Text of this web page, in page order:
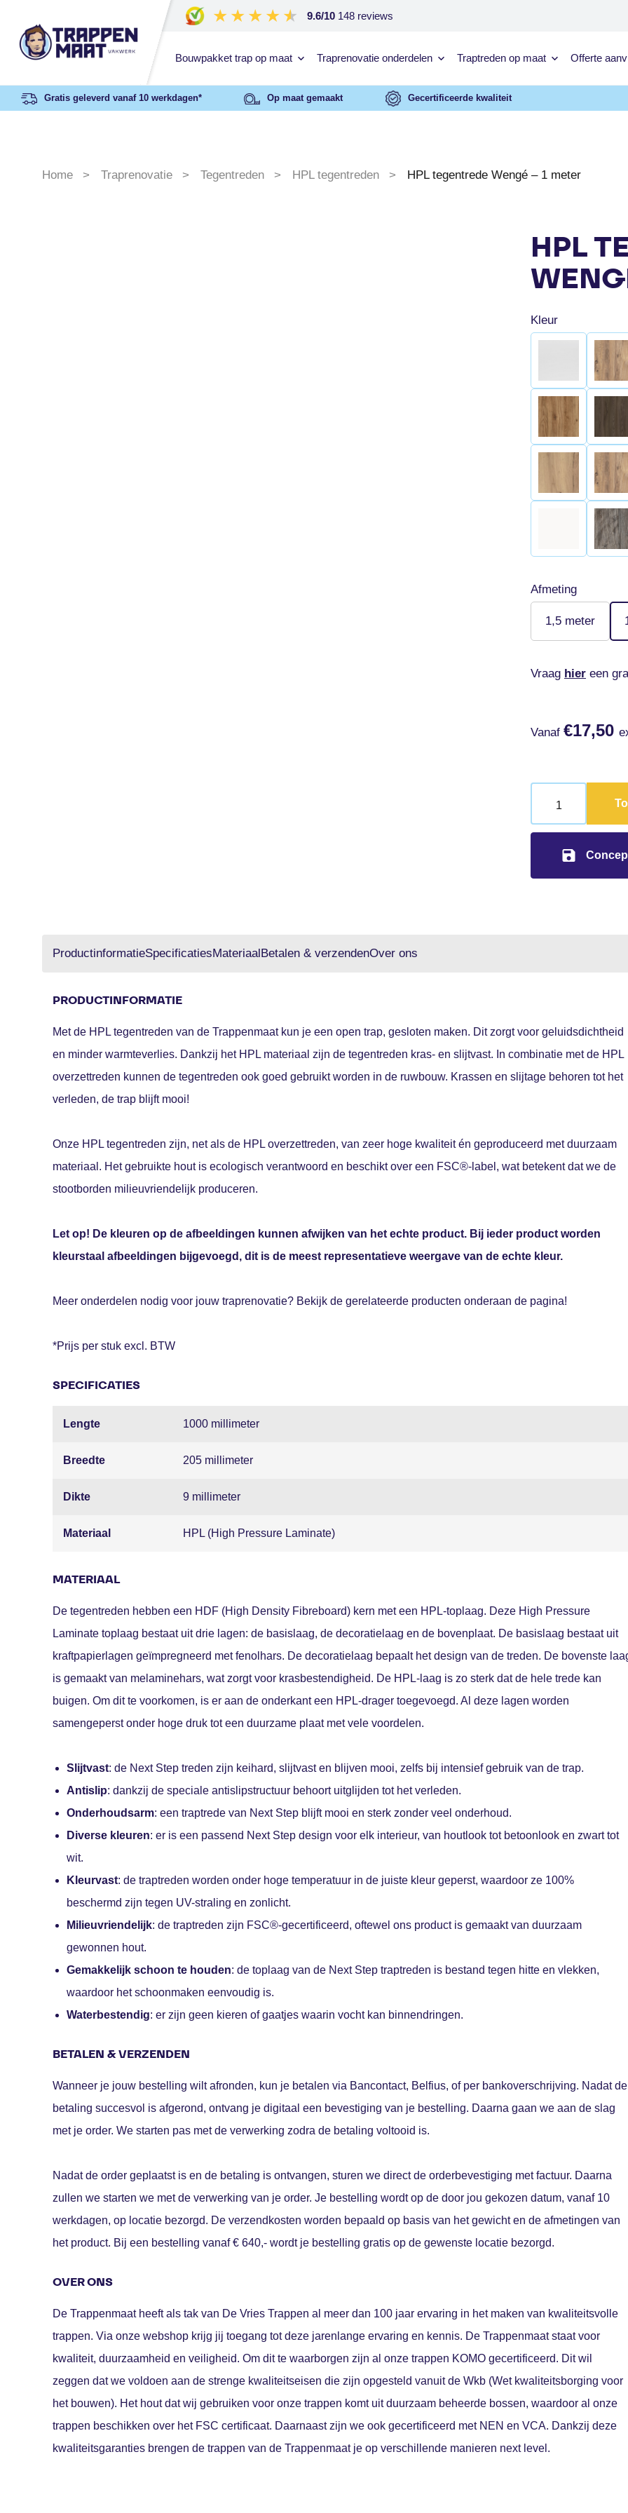
9.6/10 148 reviews
Bouwpakket trap op maat Traprenovatie onderdelen Traptreden op maat Offerte
Gratis geleverd vanaf 10 werkdagen* Op maat gemaakt Gecertificeerde kwaliteit
Home Traprenovatie Tegentreden HPL tegentreden HPL tegentrede Wengé – 1 meter
HPL
Kleur
Afmeting
1,5 meter
Vraag hier een
Vanaf €17,50
ProductinformatieSpecificatiesMateriaalBetalen & verzendenOver ons
PRODUCTINFORMATIE
Met de HPL tegentreden van de Trappenmaat kun je een open trap, gesloten maken. Dit zorgt voor geluidsdichtheid
en minder warmteverlies. Dankzij het HPL materiaal zijn de tegentreden kras- en slijtvast. In combinatie met de HPL
overzettreden kunnen de tegentreden ook goed gebruikt worden in de ruwbouw. Krassen en slijtage behoren tot het
verleden, de trap blijft mooi!
Onze HPL tegentreden zijn, net als de HPL overzettreden, van zeer hoge kwaliteit én geproduceerd met duurzaam
materiaal. Het gebruikte hout is ecologisch verantwoord en beschikt over een FSC®-label, wat betekent dat we de
stootborden milieuvriendelijk produceren.
Let op! De kleuren op de afbeeldingen kunnen afwijken van het echte product. Bij ieder product worden
kleurstaal afbeeldingen bijgevoegd, dit is de meest representatieve weergave van de echte kleur.
Meer onderdelen nodig voor jouw traprenovatie? Bekijk de gerelateerde producten onderaan de pagina!
*Prijs per stuk excl. BTW
SPECIFICATIES
Lengte 1000 millimeter
Breedte 205 millimeter
Dikte 9 millimeter
Materiaal HPL (High Pressure Laminate)
MATERIAAL
De tegentreden hebben een HDF (High Density Fibreboard) kern met een HPL-toplaag. Deze High Pressure
Laminate toplaag bestaat uit drie lagen: de basislaag, de decoratielaag en de bovenplaat. De basislaag bestaat uit
kraftpapierlagen geïmpregneerd met fenolhars. De decoratielaag bepaalt het design van de treden. De bovenste
is gemaakt van melaminehars, wat zorgt voor krasbestendigheid. De HPL-laag is zo sterk dat de hele trede kan
buigen. Om dit te voorkomen, is er aan de onderkant een HPL-drager toegevoegd. Al deze lagen worden
samengeperst onder hoge druk tot een duurzame plaat met vele voordelen.
Slijtvast: de Next Step treden zijn keihard, slijtvast en blijven mooi, zelfs bij intensief gebruik van de trap.
Antislip: dankzij de speciale antislipstructuur behoort uitglijden tot het verleden.
Onderhoudsarm: een traptrede van Next Step blijft mooi en sterk zonder veel onderhoud.
Diverse kleuren: er is een passend Next Step design voor elk interieur, van houtlook tot betoonlook en zwart tot
wit.
Kleurvast: de traptreden worden onder hoge temperatuur in de juiste kleur geperst, waardoor ze 100%
beschermd zijn tegen UV-straling en zonlicht.
Milieuvriendelijk: de traptreden zijn FSC®-gecertificeerd, oftewel ons product is gemaakt van duurzaam
gewonnen hout.
Gemakkelijk schoon te houden: de toplaag van de Next Step traptreden is bestand tegen hitte en vlekken,
waardoor het schoonmaken eenvoudig is.
Waterbestendig: er zijn geen kieren of gaatjes waarin vocht kan binnendringen.
BETALEN & VERZENDEN
Wanneer je jouw bestelling wilt afronden, kun je betalen via Bancontact, Belfius, of per bankoverschrijving. Nadat de
betaling succesvol is afgerond, ontvang je digitaal een bevestiging van je bestelling. Daarna gaan we aan de slag
met je order. We starten pas met de verwerking zodra de betaling voltooid is.
Nadat de order geplaatst is en de betaling is ontvangen, sturen we direct de orderbevestiging met factuur. Daarna
zullen we starten we met de verwerking van je order. Je bestelling wordt op de door jou gekozen datum, vanaf 10
werkdagen, op locatie bezorgd. De verzendkosten worden bepaald op basis van het gewicht en de afmetingen van
het product. Bij een bestelling vanaf € 640,- wordt je bestelling gratis op de gewenste locatie bezorgd.
OVER ONS
De Trappenmaat heeft als tak van De Vries Trappen al meer dan 100 jaar ervaring in het maken van kwaliteitsvolle
trappen. Via onze webshop krijg jij toegang tot deze jarenlange ervaring en kennis. De Trappenmaat staat voor
kwaliteit, duurzaamheid en veiligheid. Om dit te waarborgen zijn al onze trappen KOMO gecertificeerd. Dit wil
zeggen dat we voldoen aan de strenge kwaliteitseisen die zijn opgesteld vanuit de Wkb (Wet kwaliteitsborging voor
het bouwen). Het hout dat wij gebruiken voor onze trappen komt uit duurzaam beheerde bossen, waardoor al onze
trappen beschikken over het FSC certificaat. Daarnaast zijn we ook gecertificeerd met NEN en VCA. Dankzij deze
kwaliteitsgaranties brengen de trappen van de Trappenmaat je op verschillende manieren next level.